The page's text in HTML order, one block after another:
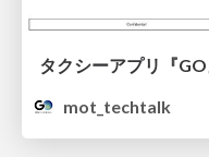
mot_techtalk